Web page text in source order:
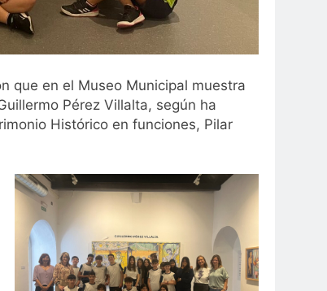
que en el Museo Municipal muestra
Pérez Villalta, según ha
Histórico en funciones, Pilar